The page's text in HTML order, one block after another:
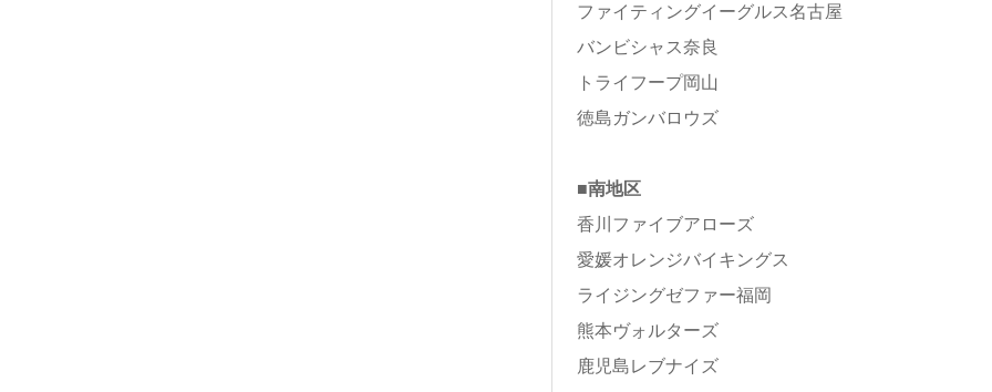
ファイティングイーグルス名古屋
バンビシャス奈良
トライフープ岡山
徳島ガンバロウズ
■南地区
香川ファイブアローズ
愛媛オレンジバイキングス
ライジングゼファー福岡
熊本ヴォルターズ
鹿児島レブナイズ